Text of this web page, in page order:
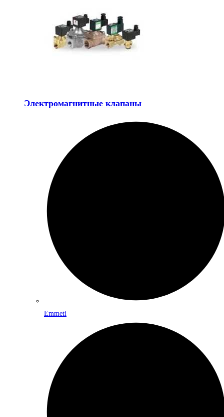
Электромагнитные клапаны
Emmeti